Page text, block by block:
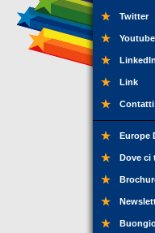
Twitter
Youtube
LinkedIn
Link
Contatti
Europe
Dove ci